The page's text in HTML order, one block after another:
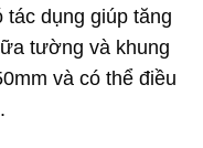
dụng giúp tăng
tường và khung
và có thể điều